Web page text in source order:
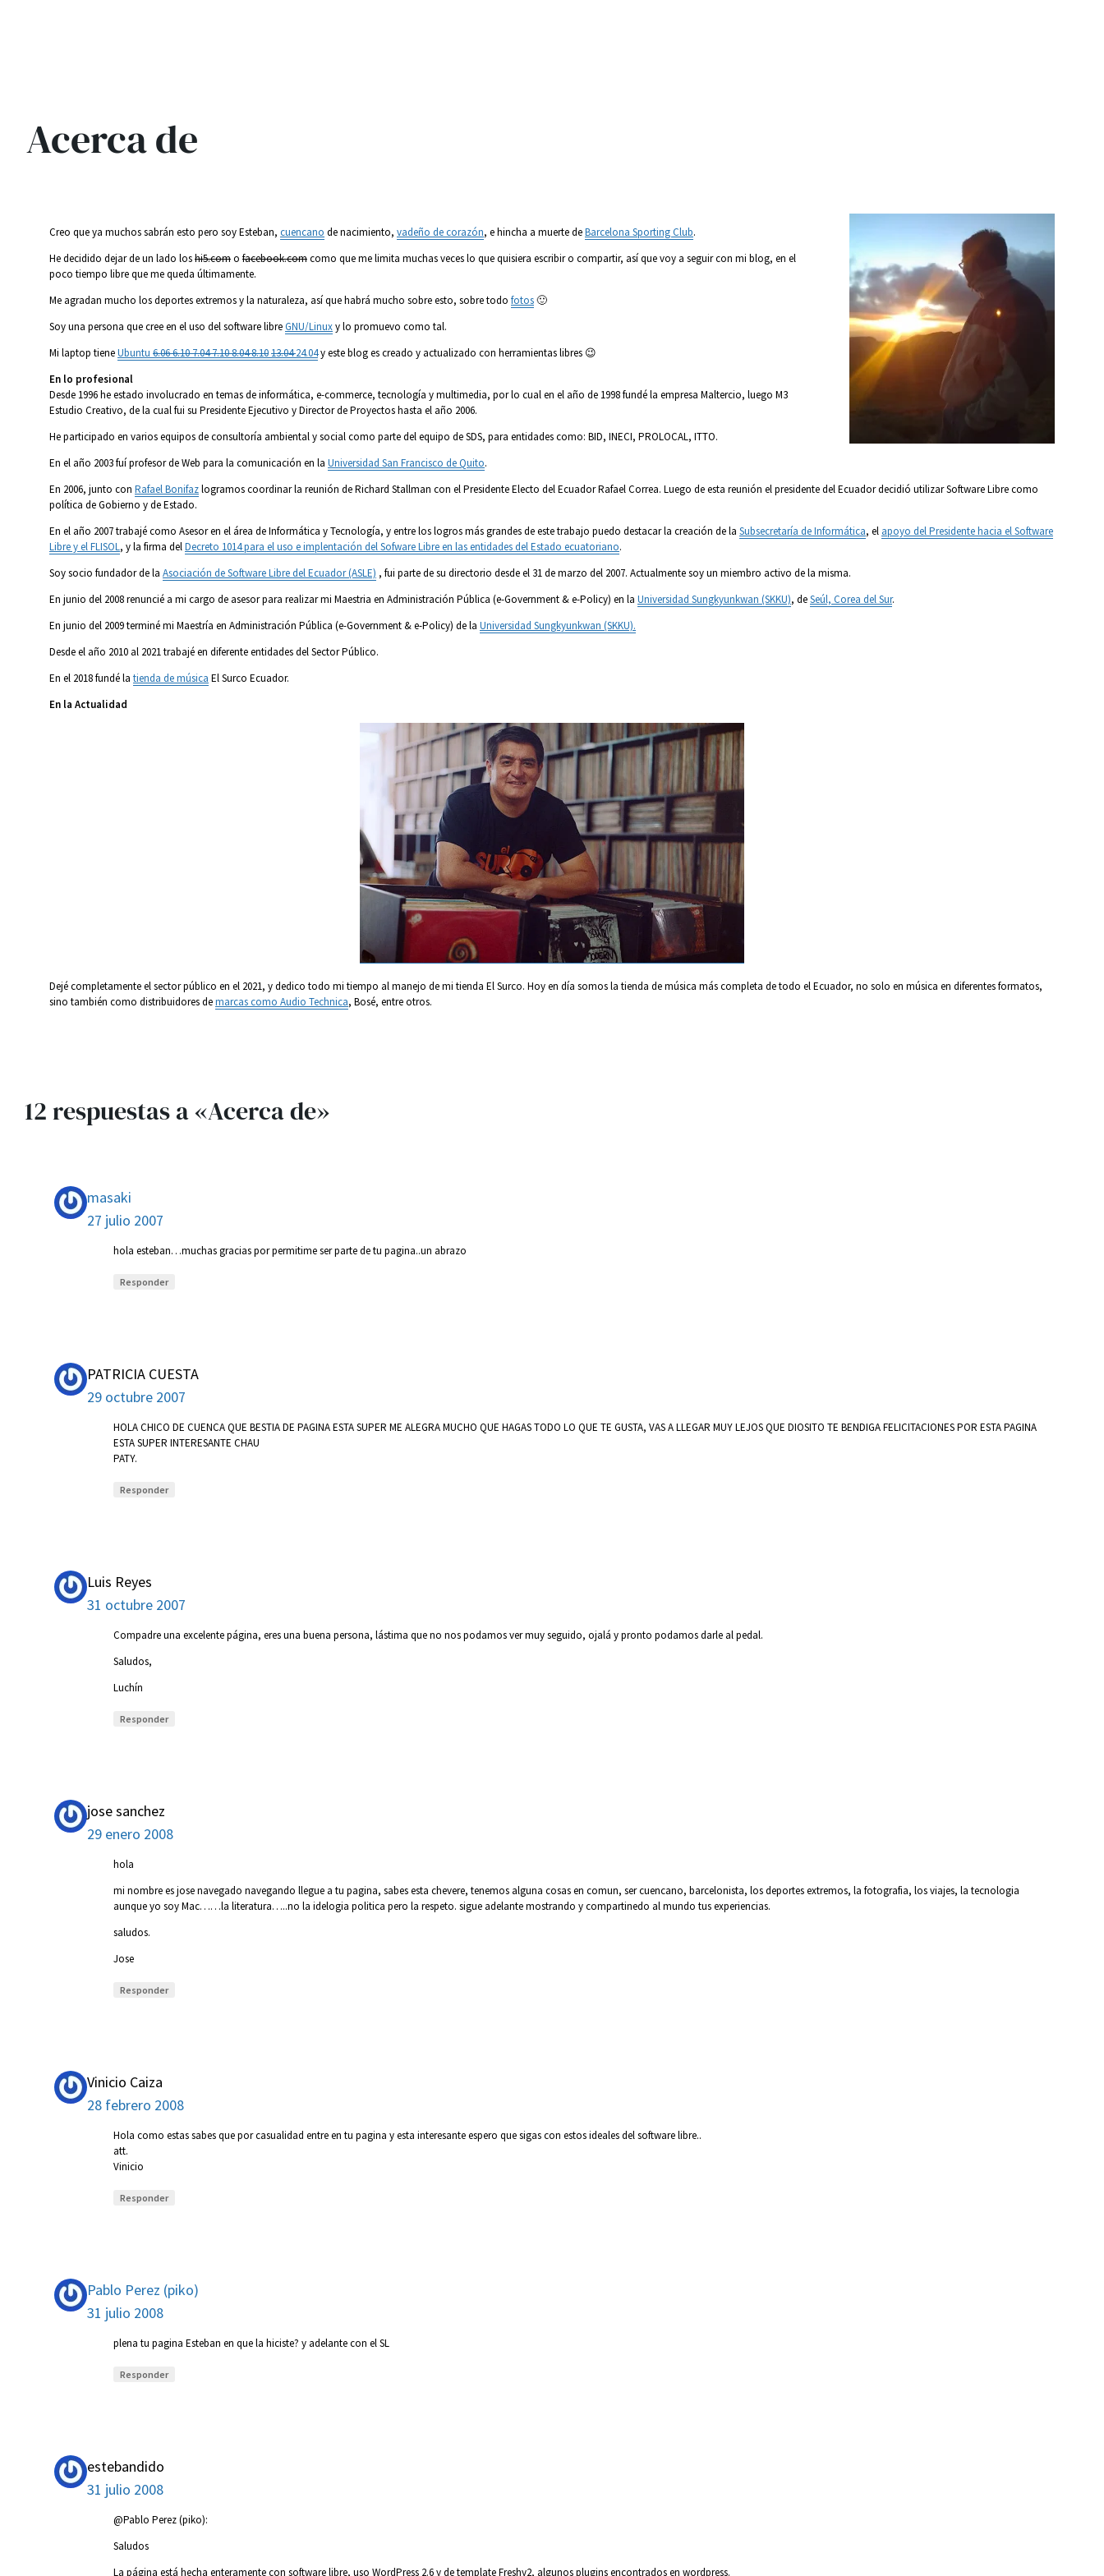
Acerca de
Creo que ya muchos sabrán esto pero soy Esteban, cuencano de nacimiento, vadeño de corazón, e hincha a muerte deBarcelona Sporting Club.
He decidido dejar de un lado loshi5.como facebook.comcomo que me limita muchas veces lo que quisiera escribir o compartir, así que voy a seguir con mi blog, en el
poco tiempo libre que me queda últimamente.
Me agradan mucho los deportes extremos y la naturaleza, así que habrá mucho sobre esto, sobre todo fotos🙂
Soy una persona que cree en el uso del software libreGNU/Linuxy lo promuevo como tal.
Mi laptop tieneUbuntu 6.06 6.10 7.04 7.10 8.04 8.1013.0424.04y este blog es creado y actualizado con herramientas libres 😉
En lo profesional
Desde 1996 he estado involucrado en temas de informática, e-commerce, tecnología y multimedia, por lo cual en el año de 1998 fundé la empresa Maltercio, luego M3
Estudio Creativo, de la cual fui su Presidente Ejecutivo y Director de Proyectos hasta el año 2006.
He participado en varios equipos de consultoría ambiental y social como parte del equipo de SDS, para entidades como: BID, INECI, PROLOCAL, ITTO.
En el año 2003 fuí profesor de Web para la comunicación en la Universidad San Francisco de Quito.
En 2006, junto con Rafael Bonifazlogramos coordinar la reunión de Richard Stallman con el Presidente Electo del Ecuador Rafael Correa. Luego de esta reunión el presidente del Ecuador decidió utilizar Software Libre como
política de Gobierno y de Estado.
En el año 2007 trabajé como Asesor en el área de Informática y Tecnología, y entre los logros más grandes de este trabajo puedo destacar la creación de la Subsecretaría de Informática, el apoyo del Presidente hacia el Software
Libre y el FLISOL, y la firma delDecreto 1014 para el uso e implentación del Sofware Libre en las entidades del Estado ecuatoriano.
Soy socio fundador de la Asociación de Software Libre del Ecuador (ASLE) , fui parte de su directorio desde el 31 de marzo del 2007. Actualmente soy un miembro activo de la misma.
En junio del 2008 renuncié a mi cargo de asesor para realizar mi Maestria en Administración Pública (e-Government & e-Policy) en la Universidad Sungkyunkwan (SKKU), deSeúl, Corea del Sur.
En junio del 2009 terminé mi Maestría en Administración Pública (e-Government & e-Policy) de la Universidad Sungkyunkwan (SKKU).
Desde el año 2010 al 2021 trabajé en diferente entidades del Sector Público.
En el 2018 fundé la tienda de música El Surco Ecuador.
En la Actualidad
Dejé completamente el sector público en el 2021, y dedico todo mi tiempo al manejo de mi tienda El Surco. Hoy en día somos la tienda de música más completa de todo el Ecuador, no solo en música en diferentes formatos,
sino también como distribuidores demarcas como Audio Technica, Bosé, entre otros.
12 respuestas a «Acerca de»
masaki
27 julio 2007
hola esteban…muchas gracias por permitime ser parte de tu pagina..un abrazo
Responder
PATRICIA CUESTA
29 octubre 2007
HOLA CHICO DE CUENCA QUE BESTIA DE PAGINA ESTA SUPER ME ALEGRA MUCHO QUE HAGAS TODO LO QUE TE GUSTA, VAS A LLEGAR MUY LEJOS QUE DIOSITO TE BENDIGA FELICITACIONES POR ESTA PAGINA
ESTA SUPER INTERESANTE CHAU
PATY.
Responder
Luis Reyes
31 octubre 2007
Compadre una excelente página, eres una buena persona, lástima que no nos podamos ver muy seguido, ojalá y pronto podamos darle al pedal.
Saludos,
Luchín
Responder
jose sanchez
29 enero 2008
hola
mi nombre es jose navegado navegando llegue a tu pagina, sabes esta chevere, tenemos alguna cosas en comun, ser cuencano, barcelonista, los deportes extremos, la fotografia, los viajes, la tecnologia
aunque yo soy Mac……la literatura…..no la idelogia politica pero la respeto. sigue adelante mostrando y compartinedo al mundo tus experiencias.
saludos.
Jose
Responder
Vinicio Caiza
28 febrero 2008
Hola como estas sabes que por casualidad entre en tu pagina y esta interesante espero que sigas con estos ideales del software libre..
att.
Vinicio
Responder
Pablo Perez (piko)
31 julio 2008
plena tu pagina Esteban en que la hiciste? y adelante con el SL
Responder
estebandido
31 julio 2008
@Pablo Perez (piko):
Saludos
La página está hecha enteramente con software libre, uso WordPress 2.6 y de template Freshy2, algunos plugins encontrados en wordpress.